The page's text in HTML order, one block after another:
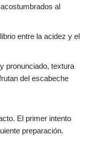
al
entre la acidez y el
pronunciado, textura
del escabeche
El primer intento
preparación.